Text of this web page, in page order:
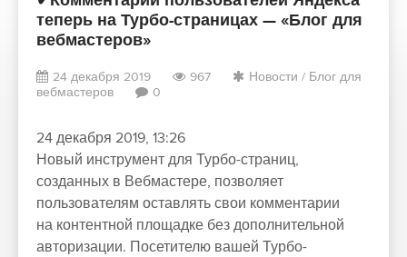
теперь на Турбо-страницах — «Блог для
вебмастеров»
24 декабря 2019 967 Новости / Блог для
вебмастеров
0
24 декабря 2019, 13:26
Новый инструмент для Турбо-страниц,
созданных в Вебмастере, позволяет
пользователям оставлять свои комментарии
на контентной площадке без дополнительной
авторизации. Посетителю вашей Турбо-